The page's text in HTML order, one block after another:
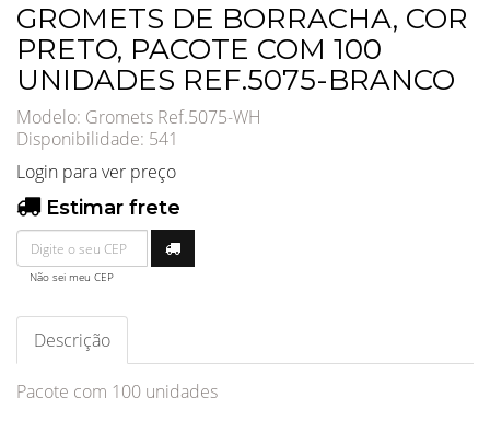
GROMETS DE BORRACHA, COR
PRETO, PACOTE COM 100
UNIDADES REF.5075-BRANCO
Modelo: Gromets Ref.5075-WH
Disponibilidade: 541
Login para ver preço
Estimar frete
Não sei meu CEP
Descrição
Pacote com 100 unidades